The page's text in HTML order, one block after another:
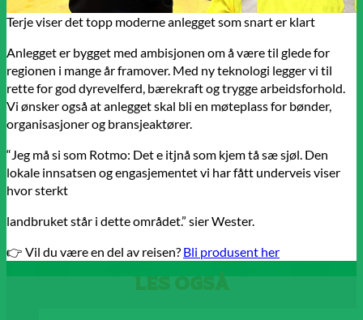
Terje viser det topp moderne anlegget som snart er klart
Anlegget er bygget med ambisjonen om å være til glede for
regionen i mange år framover. Med ny teknologi legger vi til
rette for god dyrevelferd, bærekraft og trygge arbeidsforhold.
Vi ønsker også at anlegget skal bli en møteplass for bønder,
organisasjoner og bransjeaktører.
“Jeg må si som Rotmo: Det e itjnå som kjem tå sæ sjøl. Den
lokale innsatsen og engasjementet vi har fått underveis viser
hvor sterkt
landbruket står i dette området.” sier Wester.
👉 Vil du være en del av reisen? Bli produsent her
Les også